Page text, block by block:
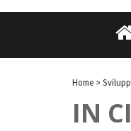
Home >
IN